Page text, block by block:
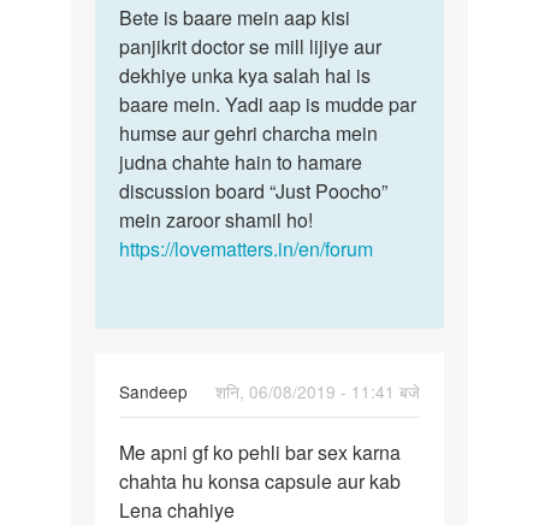
to
Hello
meri
gf
hai
but
wo…
by
अज्ञात
Bete
is
baare
mein
aap
kisi…
Bete is baare mein aap kisi
panjikrit doctor se mill lijiye aur
dekhiye unka kya salah hai is
baare mein. Yadi aap is mudde par
humse aur gehri charcha mein
judna chahte hain to hamare
discussion board “Just Poocho”
mein zaroor shamil ho!
https://lovematters.in/en/forum
Sandeep
शनि, 06/08/2019 - 11:41 बजे
Me
apni
gf
Me apni gf ko pehli bar sex karna
chahta hu konsa capsule aur kab
Lena chahiye